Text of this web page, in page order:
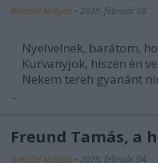
Brendel Mátyás • 2025. február 08.
Nyelvelnek, barátom,
Kurvanyjok, hiszen én
Nekem tereh gyanánt
...
Freund Tamás, a
Brendel Mátyás • 2025. február 04.